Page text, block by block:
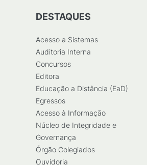
DESTAQUES
Acesso a Sistemas
Auditoria Interna
Concursos
Editora
Educação a Distância (EaD)
Egressos
Acesso à Informação
Núcleo de Integridade e
Governança
Órgão Colegiados
Ouvidoria